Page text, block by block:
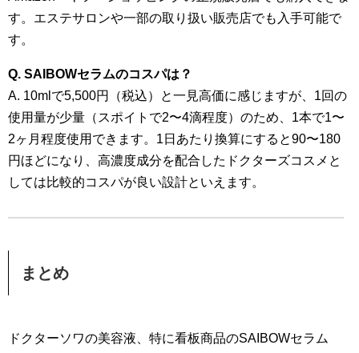
す。エステサロンや一部の取り扱い販売店でも入手可能で
す。
Q. SAIBOWセラムのコスパは？
A. 10mlで5,500円（税込）と一見高価に感じますが、1回の
使用量が少量（スポイトで2〜4滴程度）のため、1本で1〜
2ヶ月程度使用できます。1日あたり換算にすると90〜180
円ほどになり、高濃度成分を配合したドクターズコスメと
しては比較的コスパが良い設計といえます。
まとめ
ドクターソワの美容液、特に看板商品のSAIBOWセラム